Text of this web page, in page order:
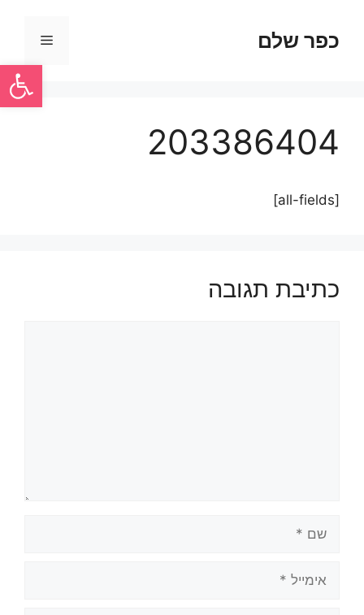
פתח
כפר שלם
203386404
[all-fields]
כתיבת תגובה